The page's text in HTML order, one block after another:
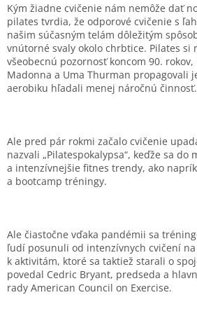
Kým žiadne cvičenie nám nemôže dať
pilates tvrdia, že odporové cvičenie s
našim súčasným telám dôležitým
vnútorné svaly okolo chrbtice. Pilates si
všeobecnú pozornosť koncom 90.
Madonna a Uma Thurman propagovali
aerobiku hľadali menej náročnú činnosť.
Ale pred pár rokmi začalo cvičenie
nazvali „Pilatespokalypsa“, keďže sa do
a intenzívnejšie fitnes trendy, ako
a bootcamp tréningy.
Ale čiastočne vďaka pandémii sa
ľudí posunuli od intenzívnych cvičení
k aktivitám, ktoré sa taktiež starali o
povedal Cedric Bryant, predseda a
rady American Council on Exercise.